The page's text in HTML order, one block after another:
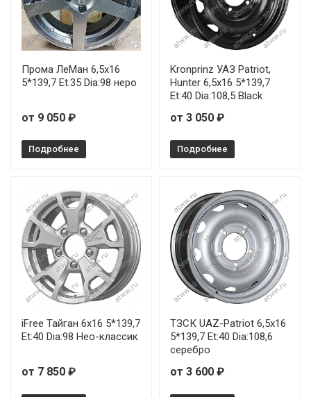
Прома ЛеМан 6,5x16
5*139,7 Et:35 Dia:98 неро
от 9 050 ₽
Подробнее
Kronprinz УАЗ Patriot,
Hunter 6,5x16 5*139,7
Et:40 Dia:108,5 Black
от 3 050 ₽
Подробнее
iFree Тайган 6x16 5*139,7
Et:40 Dia:98 Нео-классик
от 7 850 ₽
ТЗСК UAZ-Patriot 6,5x16
5*139,7 Et:40 Dia:108,6
серебро
от 3 600 ₽